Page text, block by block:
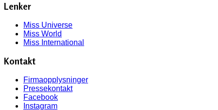
Lenker
Miss Universe
Miss World
Miss International
Kontakt
Firmaopplysninger
Pressekontakt
Facebook
Instagram